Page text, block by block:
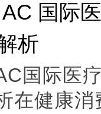
AC 国际
析
国际医
在健康